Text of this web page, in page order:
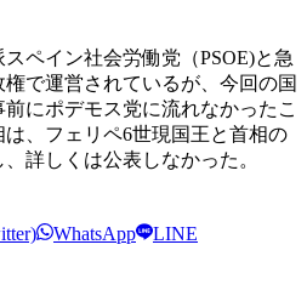
ペイン社会労働党（PSOE)と急
で運営されているが、今回の国
にポデモス党に流れなかったこ
、フェリペ6世現国王と首相の
詳しくは公表しなかった。
WhatsApp
LINE